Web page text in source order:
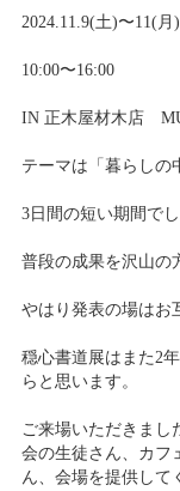
2024.11.9(土)〜11(月)
10:00〜16:00
IN 正木屋材木店
テーマは「暮らしの
3日間の短い期間でし
普段の成果を沢山の
やはり発表の場はお
穏心書道展はまた2
らと思います。
ご来場いただきまし
会の生徒さん、カフ
ん、会場を提供して